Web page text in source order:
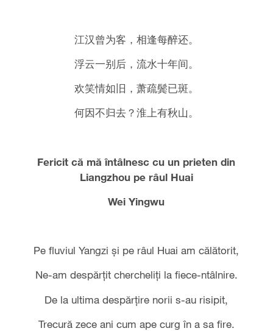
江汉曾为客，相逢每醉还。
浮云一别后，流水十年间。
欢笑情如旧，萧疏鬓已斑。
何因不归去？淮上有秋山。
Fericit că mă întâlnesc cu un prieten din
Liangzhou pe râul Huai
Wei Yingwu
Pe fluviul Yangzi şi pe râul Huai am călătorit,
Ne-am despărţit chercheliţi la fiece-ntâlnire.
De la ultima despărţire norii s-au risipit,
Trecură zece ani cum ape curg în a sa fire.